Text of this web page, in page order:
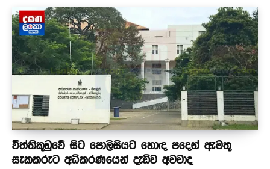
විත්තිකූඩුවේ සිට පොලිසියට හොඳ පදෙන් ඇමතූ
සැකකරුට අධිකරණයෙන් දැඩිව අවවාද